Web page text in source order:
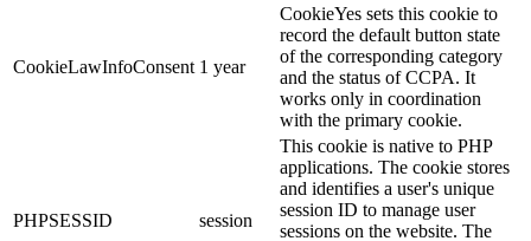
CookieLawInfoConsent 1 year
CookieYes sets this cookie to
record the default button state
of the corresponding category
and the status of CCPA. It
works only in coordination
with the primary cookie.
PHPSESSID session
This cookie is native to PHP
applications. The cookie stores
and identifies a user's unique
session ID to manage user
sessions on the website. The